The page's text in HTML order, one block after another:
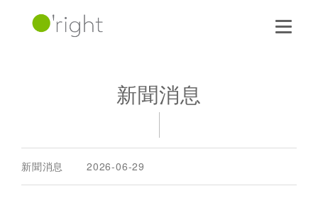
新聞消息
新聞消息 2026-06-29